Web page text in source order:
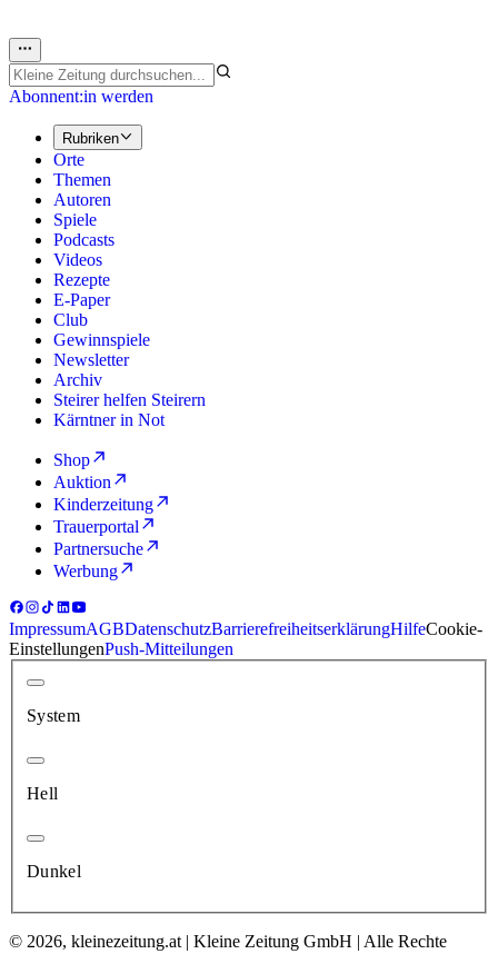
Abonnent:in werden
Rubriken
Orte
Themen
Autoren
Spiele
Podcasts
Videos
Rezepte
E-Paper
Club
Gewinnspiele
Newsletter
Archiv
Steirer helfen Steirern
Kärntner in Not
Shop
Auktion
Kinderzeitung
Trauerportal
Partnersuche
Werbung
ImpressumAGBDatenschutzBarrierefreiheitserklärungHilfeCookie-
EinstellungenPush-Mitteilungen
System
Hell
Dunkel
© 2026, kleinezeitung.at | Kleine Zeitung GmbH | Alle Rechte